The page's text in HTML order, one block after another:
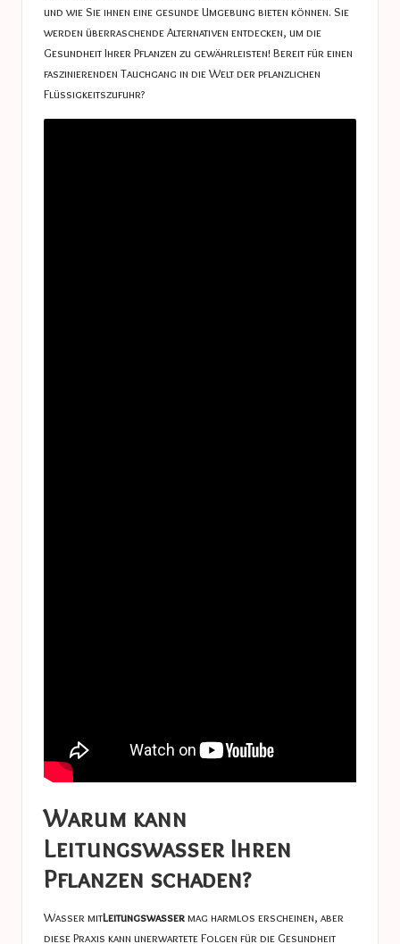
und wie Sie ihnen eine gesunde Umgebung bieten können. Sie
werden überraschende Alternativen entdecken, um die
Gesundheit Ihrer Pflanzen zu gewährleisten! Bereit für einen
faszinierenden Tauchgang in die Welt der pflanzlichen
Flüssigkeitszufuhr?
Warum kann
Leitungswasser Ihren
Pflanzen schaden?
Wasser mitLeitungswassermag harmlos erscheinen, aber
diese Praxis kann unerwartete Folgen für die Gesundheit